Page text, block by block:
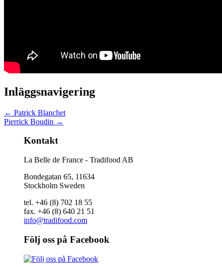
Inläggsnavigering
← Patrick Blanchet
Pierrick Boudin →
Kontakt
La Belle de France - Tradifood AB
Bondegatan 65, 11634
Stockholm Sweden
tel. +46 (8) 702 18 55
fax. +46 (8) 640 21 51
info@tradifood.com
Följ oss på Facebook